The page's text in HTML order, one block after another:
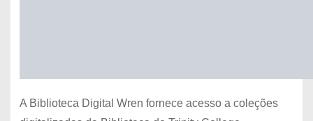
A Biblioteca Digital Wren fornece acesso a coleções